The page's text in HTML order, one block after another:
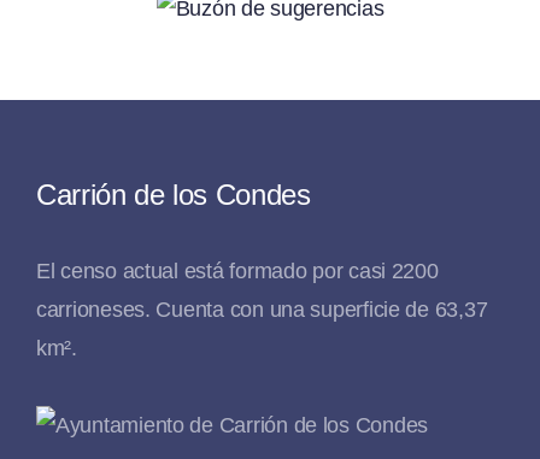
Carrión de los Condes
El censo actual está formado por casi 2200
carrioneses. Cuenta con una superficie de 63,37
km².